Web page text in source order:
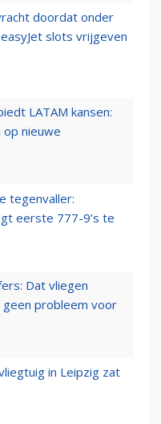
doordat onder
slots vrijgeven
LATAM kansen:
nieuwe
tegenvaller:
eerste 777-9’s te
Dat vliegen
probleem voor
in Leipzig zat